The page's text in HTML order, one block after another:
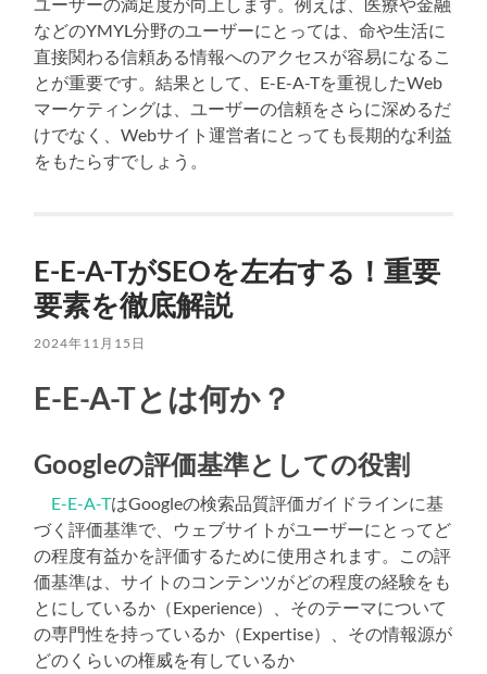
ユーザーの満足度が向上します。例えば、医療や金融
などのYMYL分野のユーザーにとっては、命や生活に
直接関わる信頼ある情報へのアクセスが容易になるこ
とが重要です。結果として、E-E-A-Tを重視したWeb
マーケティングは、ユーザーの信頼をさらに深めるだ
けでなく、Webサイト運営者にとっても長期的な利益
をもたらすでしょう。
E-E-A-TがSEOを左右する！重要
要素を徹底解説
2024年11月15日
E-E-A-Tとは何か？
Googleの評価基準としての役割
E-E-A-TはGoogleの検索品質評価ガイドラインに基
づく評価基準で、ウェブサイトがユーザーにとってど
の程度有益かを評価するために使用されます。この評
価基準は、サイトのコンテンツがどの程度の経験をも
とにしているか（Experience）、そのテーマについて
の専門性を持っているか（Expertise）、その情報源が
どのくらいの権威を有しているか